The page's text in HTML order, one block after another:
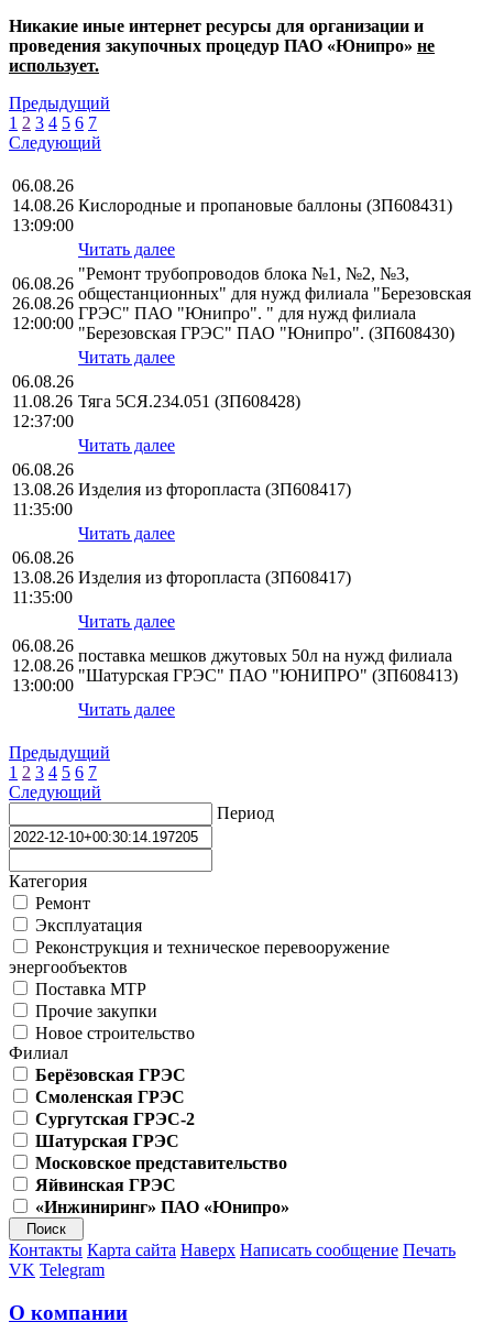
Никакие иные интернет ресурсы для организации и
проведения закупочных процедур ПАО «Юнипро» не
использует.
Предыдущий
1 2 3 4 5 6 7
Следующий
06.08.26
14.08.26
13:09:00
Кислородные и пропановые баллоны (ЗП608431)
Читать далее
06.08.26
26.08.26
12:00:00
"Ремонт трубопроводов блока №1, №2, №3,
общестанционных" для нужд филиала "Березовская
ГРЭС" ПАО "Юнипро". " для нужд филиала
"Березовская ГРЭС" ПАО "Юнипро". (ЗП608430)
Читать далее
06.08.26
11.08.26
12:37:00
Тяга 5СЯ.234.051 (ЗП608428)
Читать далее
06.08.26
13.08.26
11:35:00
Изделия из фторопласта (ЗП608417)
Читать далее
06.08.26
13.08.26
11:35:00
Изделия из фторопласта (ЗП608417)
Читать далее
06.08.26
12.08.26
13:00:00
поставка мешков джутовых 50л на нужд филиала
"Шатурская ГРЭС" ПАО "ЮНИПРО" (ЗП608413)
Читать далее
Предыдущий
1 2 3 4 5 6 7
Следующий
Период
Категория
Ремонт
Эксплуатация
Реконструкция и техническое перевооружение
энергообъектов
Поставка МТР
Прочие закупки
Новое строительство
Филиал
Берёзовская ГРЭС
Смоленская ГРЭС
Сургутская ГРЭС-2
Шатурская ГРЭС
Московское представительство
Яйвинская ГРЭС
«Инжиниринг» ПАО «Юнипро»
Контакты Карта сайта Наверх Написать сообщение Печать
VK Telegram
О компании